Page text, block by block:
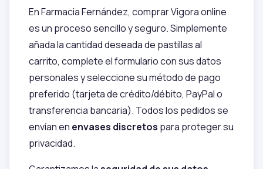
En Farmacia Fernández, comprar Vigora online
es un proceso sencillo y seguro. Simplemente
añada la cantidad deseada de pastillas al
carrito, complete el formulario con sus datos
personales y seleccione su método de pago
preferido (tarjeta de crédito/débito, PayPal o
transferencia bancaria). Todos los pedidos se
envían en envases discretos para proteger su
privacidad.